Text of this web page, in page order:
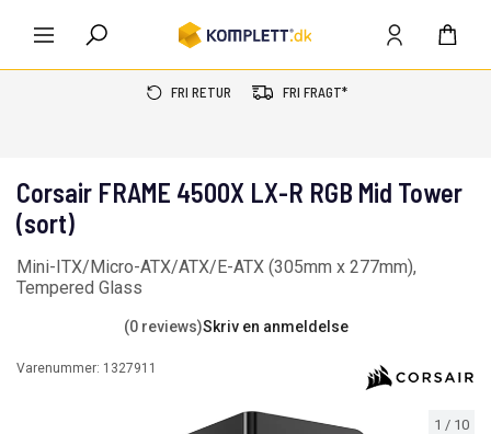
FRI RETUR FRI FRAGT*
1 / 10
Corsair FRAME 4500X LX-R RGB Mid Tower
(sort)
Mini-ITX/Micro-ATX/ATX/E-ATX (305mm x 277mm),
Tempered Glass
(0 reviews)Skriv en anmeldelse
Varenummer: 1327911